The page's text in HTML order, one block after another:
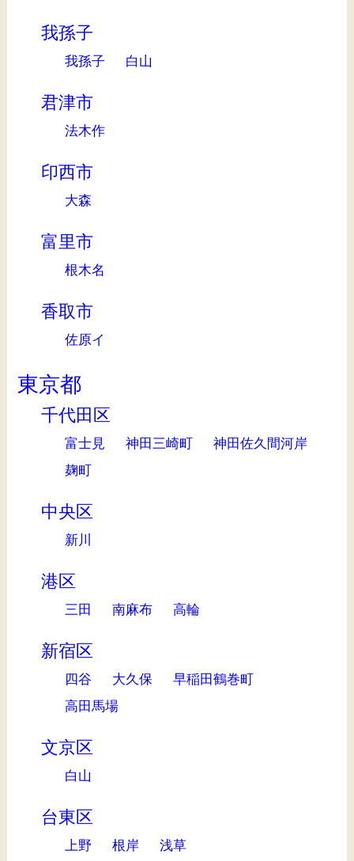
我孫子
我孫子 白山
君津市
法木作
印西市
大森
富里市
根木名
香取市
佐原イ
東京都
千代田区
富士見 神田三崎町
神田佐久間河岸
麹町
中央区
新川
港区
三田 南麻布 高輪
新宿区
四谷 大久保
早稲田鶴巻町
高田馬場
文京区
白山
台東区
上野 根岸 浅草